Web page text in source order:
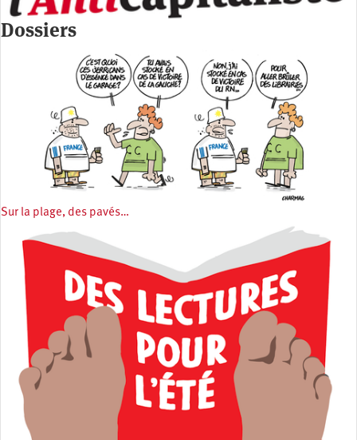
Dossiers
Sur la plage, des pavés…